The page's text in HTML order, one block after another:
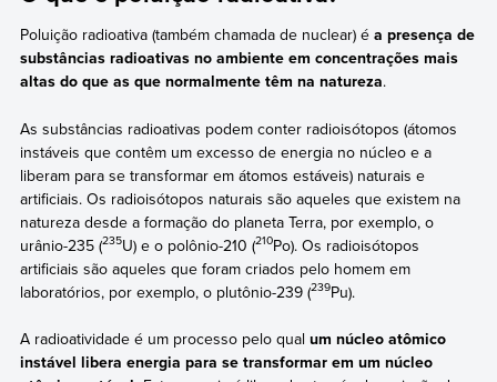
Poluição radioativa (também chamada de nuclear) é a presença de
substâncias radioativas no ambiente em concentrações mais
altas do que as que normalmente têm na natureza.
As substâncias radioativas podem conter radioisótopos (átomos
instáveis que contêm um excesso de energia no núcleo e a
liberam para se transformar em átomos estáveis) naturais e
artificiais. Os radioisótopos naturais são aqueles que existem na
natureza desde a formação do planeta Terra, por exemplo, o
urânio-235 (235U) e o polônio-210 (210Po). Os radioisótopos
artificiais são aqueles que foram criados pelo homem em
laboratórios, por exemplo, o plutônio-239 (239Pu).
A radioatividade é um processo pelo qual um núcleo atômico
instável libera energia para se transformar em um núcleo